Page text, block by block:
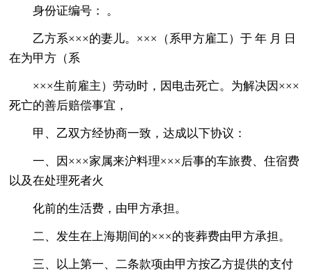
身份证编号： 。
乙方系×××的妻儿。×××（系甲方雇工）于 年 月 日
在为甲方（系
×××生前雇主）劳动时，因电击死亡。为解决因×××
死亡的善后赔偿事宜，
甲、乙双方经协商一致，达成以下协议：
一、因×××家属来沪料理×××后事的车旅费、住宿费
以及在处理死者火
化前的生活费，由甲方承担。
二、发生在上海期间的×××的丧葬费由甲方承担。
三、以上第一、二条款项由甲方按乙方提供的支付